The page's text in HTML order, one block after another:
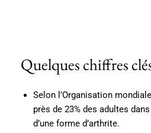
Quelques chiffres
Selon l’Organisation
près de 23% des adultes
d’une forme d’arthrite.